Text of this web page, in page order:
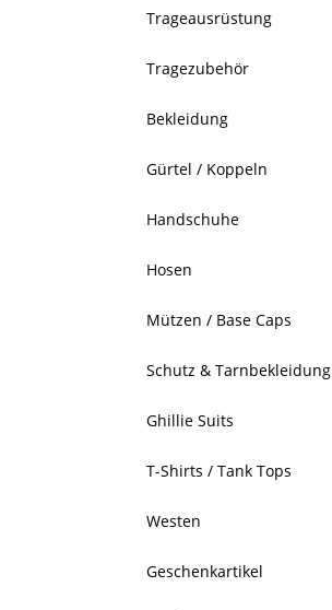
Trageausrüstung
Tragezubehör
Bekleidung
Gürtel / Koppeln
Handschuhe
Hosen
Mützen / Base Caps
Schutz & Tarnbekleidung
Ghillie Suits
T-Shirts / Tank Tops
Westen
Geschenkartikel